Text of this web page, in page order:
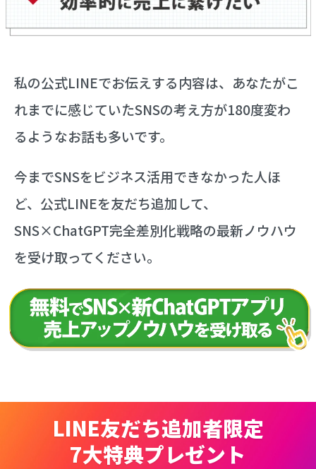
私の公式LINEでお伝えする内容は、あなたがこ
れまでに感じていたSNSの考え方が180度変わ
るようなお話も多いです。
今までSNSをビジネス活用できなかった人ほ
ど、 公式LINEを友だち追加して、
SNS×ChatGPT完全差別化戦略の最新ノウハウ
を受け取ってください。
LINE友だち追加者限定
7大特典プレゼント